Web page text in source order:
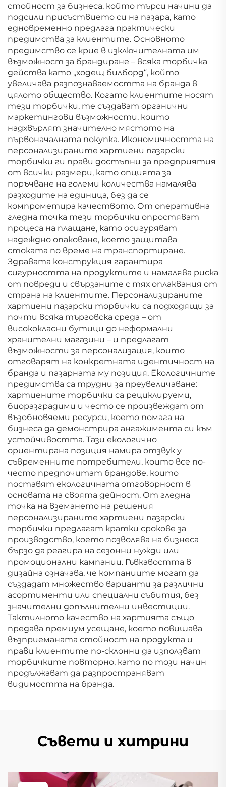
стойност за бизнеса, който търси начини да
подсили присъствието си на пазара, като
едновременно предлага практически
предимства за клиентите. Основното
предимство се крие в изключителната им
възможност за брандиране – всяка торбичка
действа като „ходещ билборд“, който
увеличава разпознаваемостта на бранда в
цялото общество. Когато клиентите носят
тези торбички, те създават органични
маркетингови възможности, които
надхвърлят значително мястото на
първоначалната покупка. Икономичността на
персонализираните хартиени пазарски
торбички ги прави достъпни за предприятия
от всички размери, като опцията за
поръчване на големи количества намалява
разходите на единица, без да се
компрометира качеството. От оперативна
гледна точка тези торбички опростяват
процеса на плащане, като осигуряват
надеждно опаковане, което защитава
стоката по време на транспортиране.
Здравата конструкция гарантира
сигурността на продуктите и намалява риска
от повреди и свързаните с тях оплаквания от
страна на клиентите. Персонализираните
хартиени пазарски торбички са подходящи за
почти всяка търговска среда – от
висококласни бутици до неформални
хранителни магазини – и предлагат
възможности за персонализация, които
отговарят на конкретната идентичност на
бранда и пазарната му позиция. Екологичните
предимства са трудни за преувеличаване:
хартиените торбички са рециклируеми,
биоразградими и често се произвеждат от
възобновяеми ресурси, което помага на
бизнеса да демонстрира ангажимента си към
устойчивостта. Тази екологично
ориентирана позиция намира отзвук у
съвременните потребители, които все по-
често предпочитат брандове, които
поставят екологичната отговорност в
основата на своята дейност. От гледна
точка на вземането на решения
персонализираните хартиени пазарски
торбички предлагат кратки срокове за
производство, което позволява на бизнеса
бързо да реагира на сезонни нужди или
промоционални кампании. Гъвкавостта в
дизайна означава, че компаниите могат да
създадат множество варианти за различни
асортименти или специални събития, без
значителни допълнителни инвестиции.
Тактилното качество на хартията също
предава премиум усещане, което повишава
възприеманата стойност на продукта и
прави клиентите по-склонни да използват
торбичките повторно, като по този начин
продължават да разпространяват
видимостта на бранда.
Съвети и хитрини